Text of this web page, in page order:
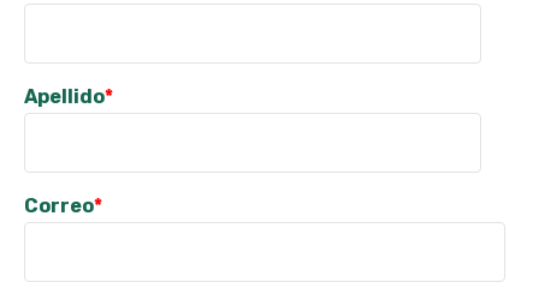
Apellido*
Correo*